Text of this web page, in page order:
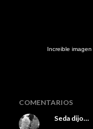
Increible
COMENTARIOS
Seda dijo…